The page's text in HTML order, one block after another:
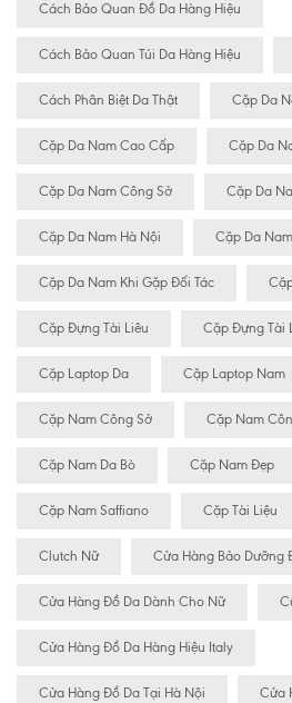
Cách Bảo Quan Đồ Da Hàng Hiệu
Cách Bảo Quan Túi Da Hàng Hiệu
Cách Phân Biệt Da Thật Cặp Da
Cặp Da Nam Cao Cấp Cặp Da
Cặp Da Nam Công Sở Cặp Da
Cặp Da Nam Hà Nội Cặp Da
Cặp Da Nam Khi Gặp Đối Tác
Cặp Đựng Tài Liêu Cặp Đựng Tài
Cặp Laptop Da Cặp Laptop Nam
Cặp Nam Công Sở Cặp Nam
Cặp Nam Da Bò Cặp Nam Đẹp
Cặp Nam Saffiano Cặp Tài Liệu
Clutch Nữ Cửa Hàng Bảo Dưỡng
Cửa Hàng Đồ Da Dành Cho Nữ
Cửa Hàng Đồ Da Hàng Hiệu Italy
Cửa Hàng Đồ Da Tại Hà Nội Cửa